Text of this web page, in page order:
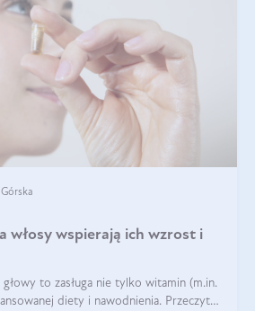
włosy wspierają ich wzrost i
to zasługa nie tylko witamin (m.in.
diety i nawodnienia. Przeczytaj